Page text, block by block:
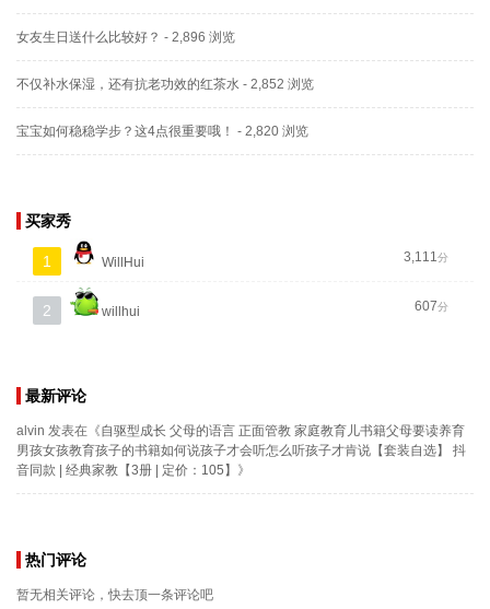
女友生日送什么比较好？ - 2,896 浏览
不仅补水保湿，还有抗老功效的红茶水 - 2,852 浏览
宝宝如何稳稳学步？这4点很重要哦！ - 2,820 浏览
买家秀
1 WillHui 3,111分
2 willhui 607分
最新评论
alvin 发表在《自驱型成长 父母的语言 正面管教 家庭教育儿书籍父母要读养育
男孩女孩教育孩子的书籍如何说孩子才会听怎么听孩子才肯说【套装自选】 抖
音同款 | 经典家教【3册 | 定价：105】 》
热门评论
暂无相关评论，快去顶一条评论吧